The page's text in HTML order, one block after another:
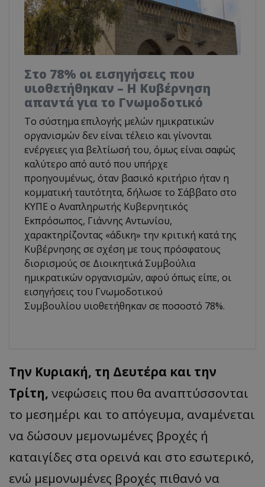
Στο 78% οι εισηγήσεις που
υιοθετήθηκαν – Η Κυβέρνηση
απαντά για το Γνωμοδοτικό
Το σύστημα επιλογής μελών ημικρατικών
οργανισμών δεν είναι τέλειο και γίνονται
ενέργειες για βελτίωσή του, όμως είναι σαφώς
καλύτερο από αυτό που υπήρχε
προηγουμένως, όταν βασικό κριτήριο ήταν η
κομματική ταυτότητα, δήλωσε το Σάββατο στο
ΚΥΠΕ ο Αναπληρωτής Κυβερνητικός
Εκπρόσωπος, Γιάννης Αντωνίου,
χαρακτηρίζοντας «άδικη» την κριτική κατά της
Κυβέρνησης σε σχέση με τους πρόσφατους
διορισμούς σε Διοικητικά Συμβούλια
ημικρατικών οργανισμών, αφού όπως είπε, οι
εισηγήσεις του Γνωμοδοτικού
Συμβουλίου υιοθετήθηκαν σε ποσοστό 78%.
Την Κυριακή, τη Δευτέρα και την
Τρίτη, νεφώσεις που θα αναπτύσσονται
το μεσημέρι και το απόγευμα, αναμένεται
να δώσουν μεμονωμένες βροχές ή
καταιγίδες στα ορεινά και στο εσωτερικό,
ενώ μεμονωμένες βροχές πιθανό να